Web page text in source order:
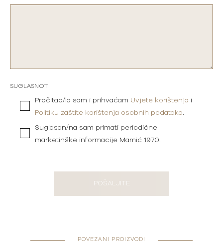
SUGLASNOT
Pročitao/la sam i prihvaćam Uvjete korištenja i
Politiku zaštite korištenja osobnih podataka.
Suglasan/na sam primati periodične
marketinške informacije Mamić 1970.
POŠALJITE
POVEZANI PROIZVODI